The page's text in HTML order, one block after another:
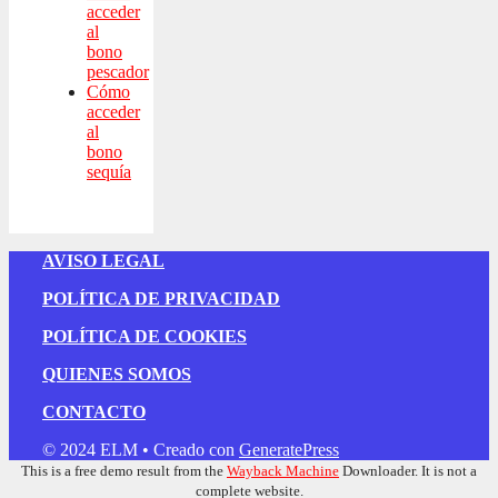
acceder
al
bono
pescador
Cómo
acceder
al
bono
sequía
AVISO LEGAL
POLÍTICA DE PRIVACIDAD
POLÍTICA DE COOKIES
QUIENES SOMOS
CONTACTO
© 2024 ELM • Creado con GeneratePress
This is a free demo result from the Wayback Machine Downloader. It is not a
complete website.